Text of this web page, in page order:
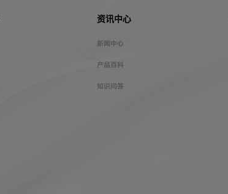
资讯中心
新闻中心
产品百科
知识问答